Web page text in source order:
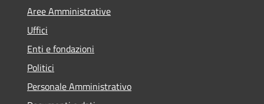
Aree Amministrative
Uffici
Enti e fondazioni
Politici
Personale Amministrativo